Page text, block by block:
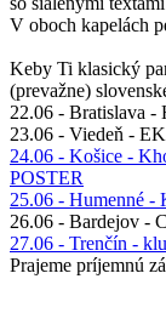
V oboch kapelách
Keby Ti klasický
(prevažne)
22.06 - Bratislava -
23.06 - Viedeň -
24.06 - Košice -
POSTER
25.06 - Humenné -
26.06 - Bardejov -
27.06 - Trenčín -
Prajeme príjemnú